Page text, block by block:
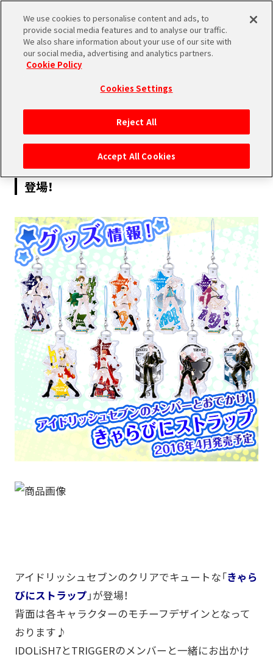
2016.01.07
PRODUCTS
クリアでキュートな「きゃらびにストラップ」
登場！
アイドリッシュセブンのクリアでキュートな「きゃら
びにストラップ 」が登場！
背面は各キャラクターのモチーフデザインとなって
おります♪
IDOLiSH7とTRIGGERのメンバーと一緒にお出かけ
We use cookies to personalise content and ads, to
provide social media features and to analyse our traffic.
We also share information about your use of our site with
our social media, advertising and analytics partners.
Cookie Policy
Cookies Settings
Reject All
Accept All Cookies